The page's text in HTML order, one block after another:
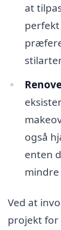
at
også
enten
Ved at
projekt for